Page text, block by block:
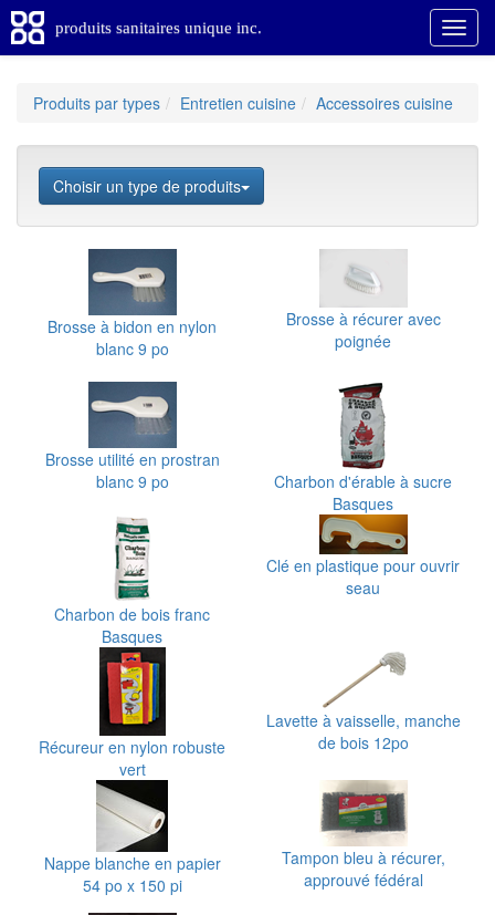
produits sanitaires unique inc.
Produits par types Entretien cuisine Accessoires cuisine
Choisir un type de produits
Brosse à bidon en nylon
blanc 9 po
Brosse à récurer avec
poignée
Brosse utilité en prostran
blanc 9 po
Charbon d'érable à sucre
Basques
Charbon de bois franc
Basques
Clé en plastique pour ouvrir
seau
Récureur en nylon robuste
vert
Lavette à vaisselle, manche
de bois 12po
Nappe blanche en papier
54 po x 150 pi
Tampon bleu à récurer,
approuvé fédéral